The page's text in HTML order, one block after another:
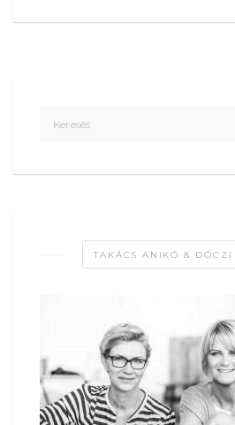
TAKÁCS ANIKÓ & DÓCZI